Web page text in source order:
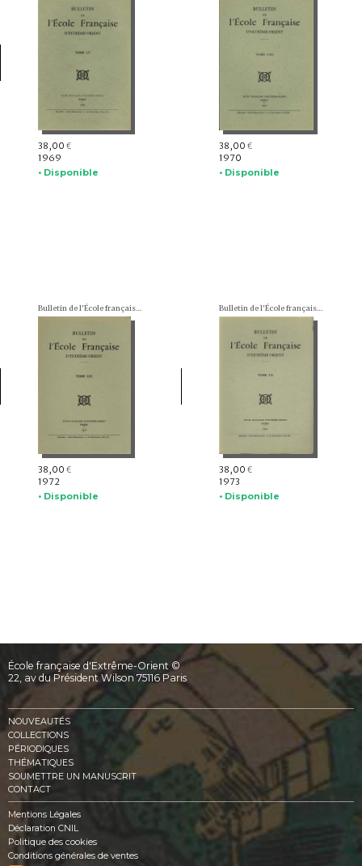
38,00 €
1969
• Disponible
38,00 €
1970
• Disponible
Bulletin de l'École française d'Extrême-Orient (BEFEO)
38,00 €
1972
• Disponible
Bulletin de l'École française d'Extrême-Orient (BEFEO)
38,00 €
1973
• Disponible
École française d'Extrême-Orient ©
22, av du Président Wilson 75116 Paris
NOUVEAUTÉS
COLLECTIONS
PÉRIODIQUES
THÉMATIQUES
SOUMETTRE UN MANUSCRIT
CONTACT
Mentions Légales
Déclaration CNIL
Politique des cookies
Conditions générales de ventes